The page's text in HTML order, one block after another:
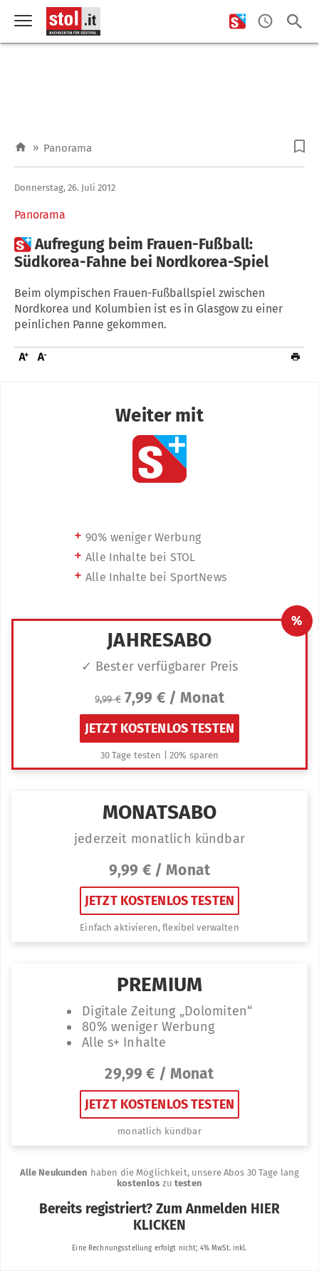
» Panorama
Panorama
Donnerstag, 26. Juli 2012
Aufregung beim Frauen-Fußball:
Südkorea-Fahne bei Nordkorea-Spiel
Beim olympischen Frauen-Fußballspiel zwischen
Nordkorea und Kolumbien ist es in Glasgow zu einer
peinlichen Panne gekommen.